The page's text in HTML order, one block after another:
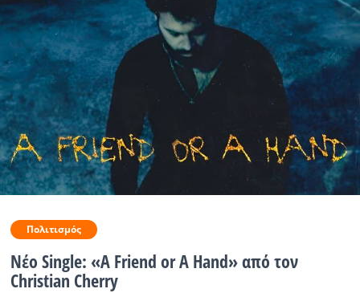
Οικονομία
Αθλητικά
Κόσμος
Ραδιόφωνο LIVE
Πολιτισμός
Πολιτισμός
Νέο Single: «A Friend or A Hand» από τον
Christian Cherry